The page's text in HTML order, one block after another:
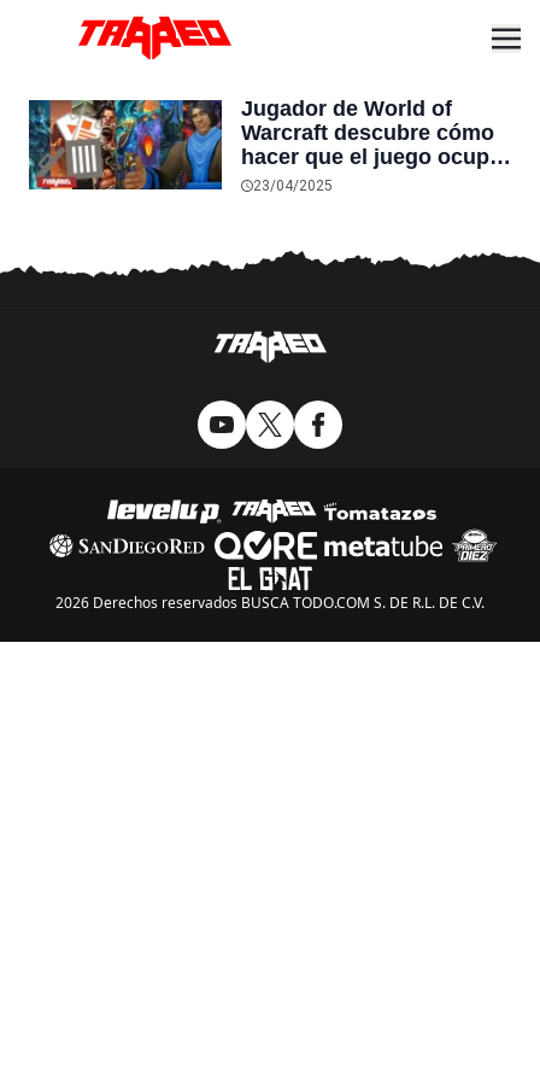
Jugador de World of
Warcraft descubre cómo
hacer que el juego ocupe
mucho menos espacio:
23/04/2025
2026 Derechos reservados BUSCA TODO.COM S. DE R.L. DE C.V.